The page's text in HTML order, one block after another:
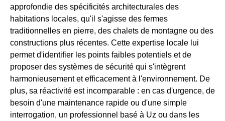
approfondie des spécificités architecturales des
habitations locales, qu'il s'agisse des fermes
traditionnelles en pierre, des chalets de montagne ou des
constructions plus récentes. Cette expertise locale lui
permet d'identifier les points faibles potentiels et de
proposer des systèmes de sécurité qui s'intègrent
harmonieusement et efficacement à l'environnement. De
plus, sa réactivité est incomparable : en cas d'urgence, de
besoin d'une maintenance rapide ou d'une simple
interrogation, un professionnel basé à Uz ou dans les